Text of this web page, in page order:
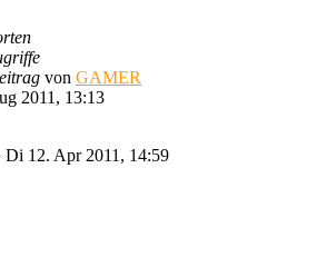
von GAMER
2011, 13:13
Di 12. Apr 2011, 14:59